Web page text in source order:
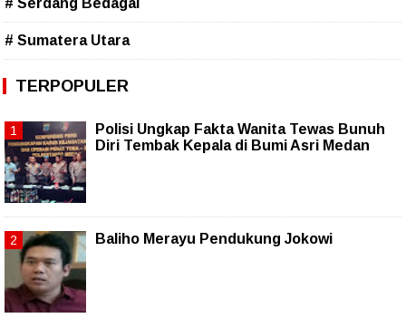
# Sumatera Utara
TERPOPULER
Polisi Ungkap Fakta Wanita Tewas Bunuh
Diri Tembak Kepala di Bumi Asri Medan
Baliho Merayu Pendukung Jokowi